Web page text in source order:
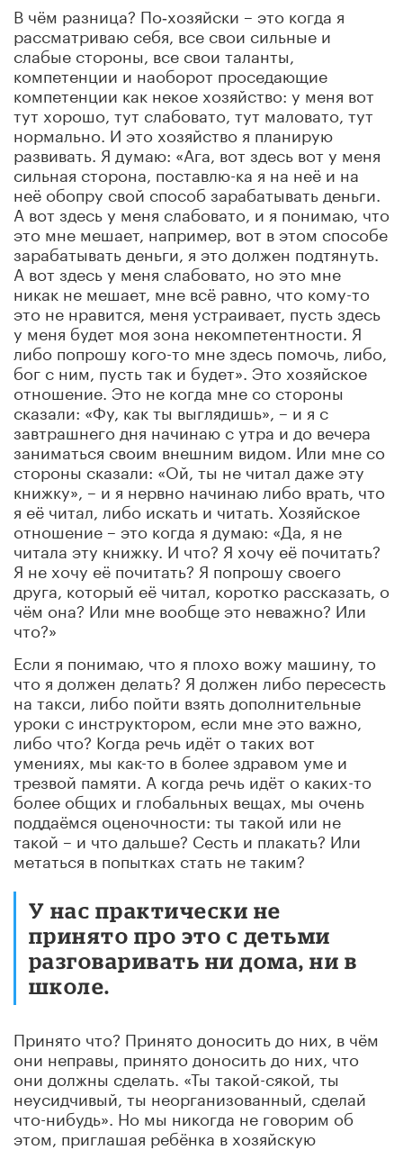
В чём разница? По‑хозяйски – это когда я
рассматриваю себя, все свои сильные и
слабые стороны, все свои таланты,
компетенции и наоборот проседающие
компетенции как некое хозяйство: у меня вот
тут хорошо, тут слабовато, тут маловато, тут
нормально. И это хозяйство я планирую
развивать. Я думаю: «Ага, вот здесь вот у меня
сильная сторона, поставлю-ка я на неё и на
неё обопру свой способ зарабатывать деньги.
А вот здесь у меня слабовато, и я понимаю, что
это мне мешает, например, вот в этом способе
зарабатывать деньги, я это должен подтянуть.
А вот здесь у меня слабовато, но это мне
никак не мешает, мне всё равно, что кому-то
это не нравится, меня устраивает, пусть здесь
у меня будет моя зона некомпетентности. Я
либо попрошу кого-то мне здесь помочь, либо,
бог с ним, пусть так и будет». Это хозяйское
отношение. Это не когда мне со стороны
сказали: «Фу, как ты выглядишь», – и я с
завтрашнего дня начинаю с утра и до вечера
заниматься своим внешним видом. Или мне со
стороны сказали: «Ой, ты не читал даже эту
книжку», – и я нервно начинаю либо врать, что
я её читал, либо искать и читать. Хозяйское
отношение – это когда я думаю: «Да, я не
читала эту книжку. И что? Я хочу её почитать?
Я не хочу её почитать? Я попрошу своего
друга, который её читал, коротко рассказать, о
чём она? Или мне вообще это неважно? Или
что?»
Если я понимаю, что я плохо вожу машину, то
что я должен делать? Я должен либо пересесть
на такси, либо пойти взять дополнительные
уроки с инструктором, если мне это важно,
либо что? Когда речь идёт о таких вот
умениях, мы как-то в более здравом уме и
трезвой памяти. А когда речь идёт о каких-то
более общих и глобальных вещах, мы очень
поддаёмся оценочности: ты такой или не
такой – и что дальше? Сесть и плакать? Или
метаться в попытках стать не таким?
У нас практически не
принято про это с детьми
разговаривать ни дома, ни в
школе.
Принято что? Принято доносить до них, в чём
они неправы, принято доносить до них, что
они должны сделать. «Ты такой-сякой, ты
неусидчивый, ты неорганизованный, сделай
что-нибудь». Но мы никогда не говорим об
этом, приглашая ребёнка в хозяйскую